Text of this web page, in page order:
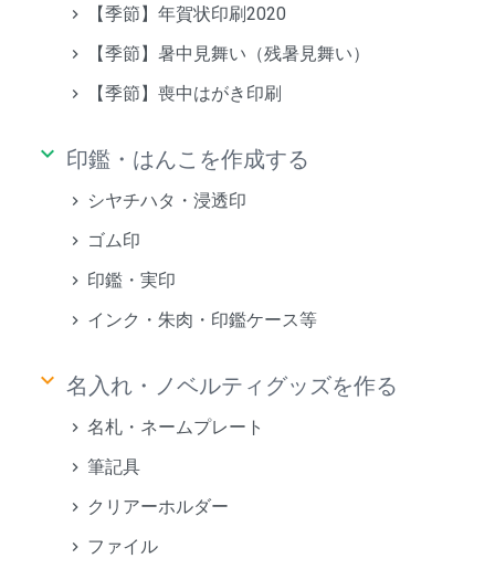
【季節】年賀状印刷2020
【季節】暑中見舞い（残暑見舞い）
【季節】喪中はがき印刷
keyboard_arrow_down 印鑑・はんこを作成する
シヤチハタ・浸透印
ゴム印
印鑑・実印
インク・朱肉・印鑑ケース等
keyboard_arrow_down 名入れ・ノベルティグッズを作る
名札・ネームプレート
筆記具
クリアーホルダー
ファイル